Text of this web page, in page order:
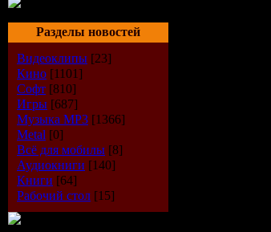
Разделы новостей
Видеоклипы [23]
Кино [1101]
Софт [810]
Игры [687]
Музыка МР3 [1366]
Metal [0]
Всё для мобилы [8]
Аудиокниги [140]
Книги [64]
Рабочий стол [15]